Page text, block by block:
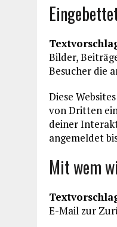
Bilder,
Besucher die
Diese
von Dritten
deiner
angemeldet
Mit wem
E-Mail zur